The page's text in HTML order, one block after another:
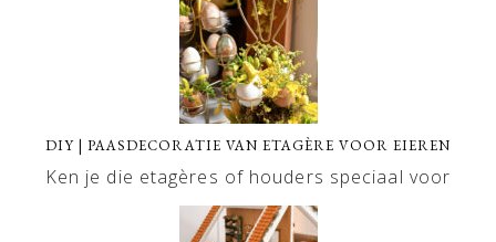
DIY | PAASDECORATIE VAN ETAGÈRE VOOR EIEREN
Ken je die etagères of houders speciaal voor